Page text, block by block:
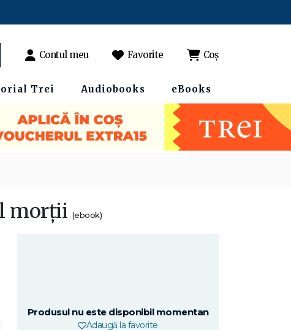
Contul meu Favorite Coș
Trei Audiobooks eBooks
morţii (ebook)
Produsul nu este disponibil momentan
Adaugă la favorite